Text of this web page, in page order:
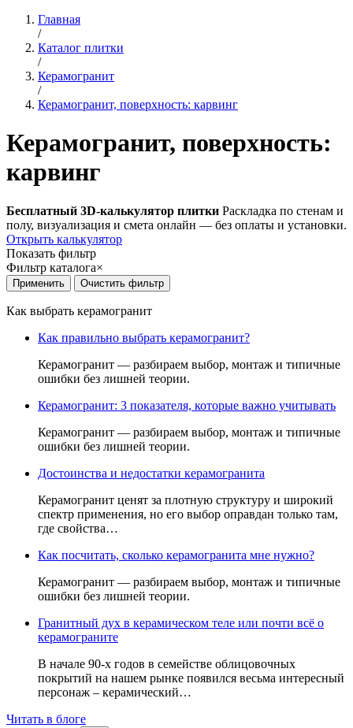
Главная
/
Каталог плитки
/
Керамогранит
/
Керамогранит, поверхность: карвинг
Керамогранит, поверхность:
карвинг
Бесплатный 3D-калькулятор плитки Раскладка по стенам и
полу, визуализация и смета онлайн — без оплаты и установки.
Открыть калькулятор
Показать фильтр
Фильтр каталога×
Как выбрать керамогранит
Как правильно выбрать керамогранит?
Керамогранит — разбираем выбор, монтаж и типичные
ошибки без лишней теории.
Керамогранит: 3 показателя, которые важно учитывать
Керамогранит — разбираем выбор, монтаж и типичные
ошибки без лишней теории.
Достоинства и недостатки керамогранита
Керамогранит ценят за плотную структуру и широкий
спектр применения, но его выбор оправдан только там,
где свойства…
Как посчитать, сколько керамогранита мне нужно?
Керамогранит — разбираем выбор, монтаж и типичные
ошибки без лишней теории.
Гранитный дух в керамическом теле или почти всё о
керамограните
В начале 90-х годов в семействе облицовочных
покрытий на нашем рынке появился весьма интересный
персонаж – керамический…
Читать в блоге